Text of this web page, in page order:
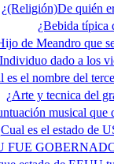
¿(Religión)De quién
¿Bebida típica
de Meandro que
dado a los
es el nombre del
¿Arte y tecnica del
musical
es el estado de
FUE